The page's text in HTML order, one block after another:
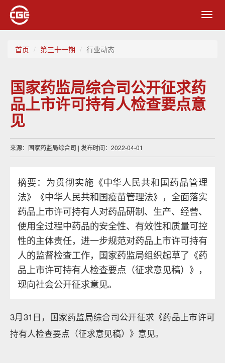
首页 第三十一期 行业动态
国家药监局综合司公开征求药
品上市许可持有人检查要点意
见
来源：国家药监局综合司 | 发布时间：2022-04-01
摘要：为贯彻实施《中华人民共和国药品管理
法》《中华人民共和国疫苗管理法》，全面落实
药品上市许可持有人对药品研制、生产、经营、
使用全过程中药品的安全性、有效性和质量可控
性的主体责任，进一步规范对药品上市许可持有
人的监督检查工作，国家药监局组织起草了《药
品上市许可持有人检查要点（征求意见稿）》，
现向社会公开征求意见。
3月31日，国家药监局综合司公开征求《药品上市许可
持有人检查要点（征求意见稿）》意见。